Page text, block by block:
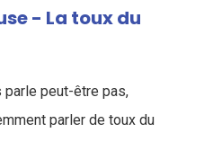
- La toux du
parle peut-être pas,
parler de toux du